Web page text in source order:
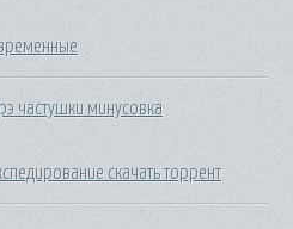
частушки минусовка
скачать торрент